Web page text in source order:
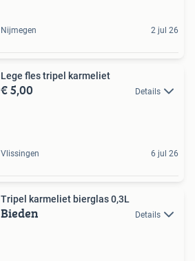
Nijmegen 2 jul 26
Lege fles tripel karmeliet
€ 5,00 Details
Vlissingen 6 jul 26
Tripel karmeliet bierglas 0,3L
Bieden Details